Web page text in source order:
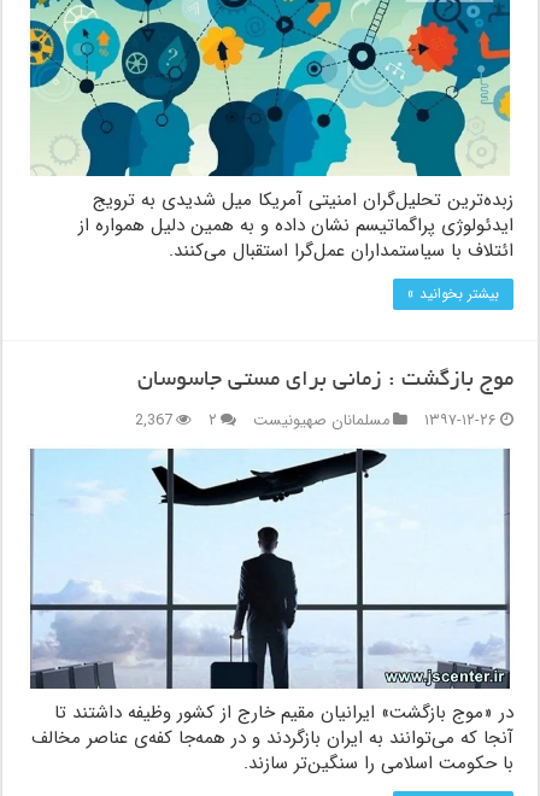
زبده‌ترین تحلیل‌گران امنیتی آمریکا میل شدیدی به ترویج
ایدئولوژی پراگماتیسم نشان داده و به همین دلیل همواره از
ائتلاف با سیاستمداران عمل‌گرا استقبال می‌کنند.
بیشتر بخوانید »
موج بازگشت : زمانی برای مستی جاسوسان
۱۳۹۷-۱۲-۲۶
مسلمانان صهیونیست ۲ 2,367
در «موج بازگشت» ایرانیان مقیم خارج از کشور وظیفه داشتند تا
آنجا که می‌توانند به ایران بازگردند و در همه‌جا کفه‌ی عناصر مخالف
با حکومت اسلامی را سنگین‌تر سازند.